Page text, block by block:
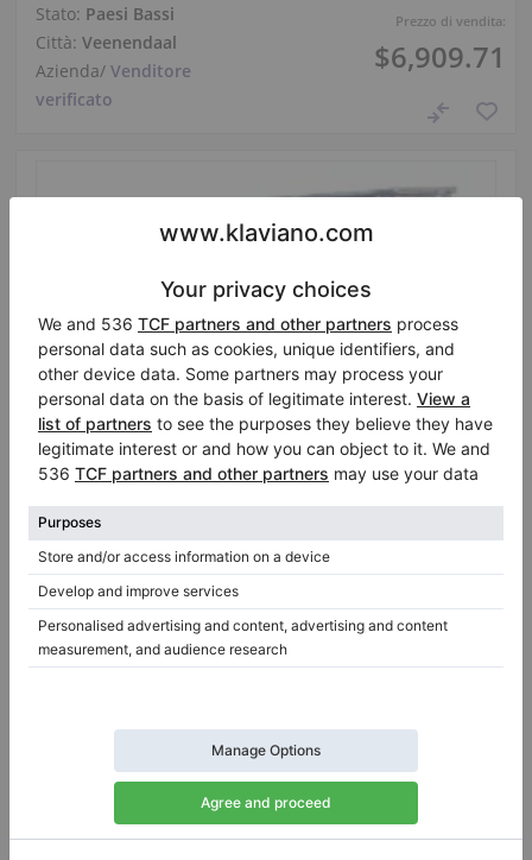
Prezzo di vendita:
$6,909.71
Stato: Paesi Bassi
Città: Veenendaal
Azienda/ Venditore
verificato
$6,909.71
Hot
Anno: 1973 Altezza:51″
Veenendaal
verificato